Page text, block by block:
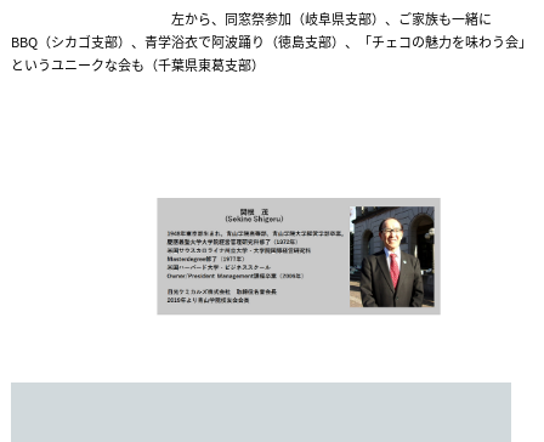
左から、同窓祭参加（岐阜県支部）、ご家族も一緒に
BBQ（シカゴ支部）、青学浴衣で阿波踊り（徳島支部）、「チェコの魅力を味わう会」
というユニークな会も（千葉県東葛支部）